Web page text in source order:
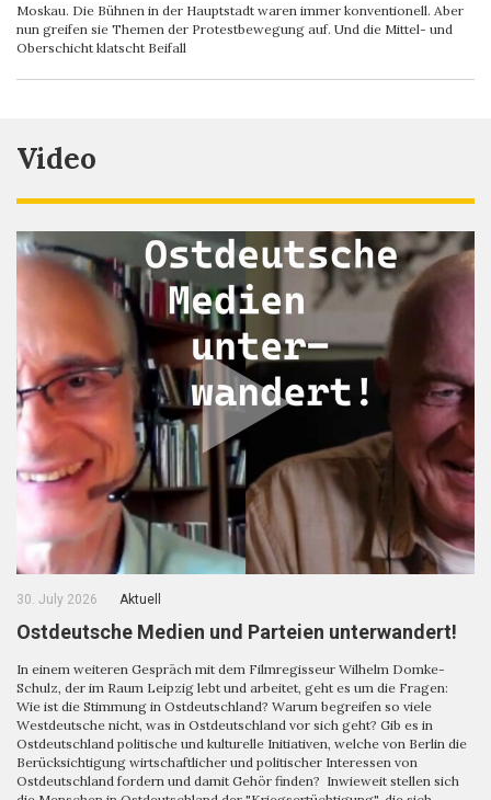
Moskau. Die Bühnen in der Hauptstadt waren immer konventionell. Aber
nun greifen sie Themen der Protestbewegung auf. Und die Mittel- und
Oberschicht klatscht Beifall
Video
30. July 2026 Aktuell
Ostdeutsche Medien und Parteien unterwandert!
In einem weiteren Gespräch mit dem Filmregisseur Wilhelm Domke-
Schulz, der im Raum Leipzig lebt und arbeitet, geht es um die Fragen:
Wie ist die Stimmung in Ostdeutschland? Warum begreifen so viele
Westdeutsche nicht, was in Ostdeutschland vor sich geht? Gib es in
Ostdeutschland politische und kulturelle Initiativen, welche von Berlin die
Berücksichtigung wirtschaftlicher und politischer Interessen von
Ostdeutschland fordern und damit Gehör finden? Inwieweit stellen sich